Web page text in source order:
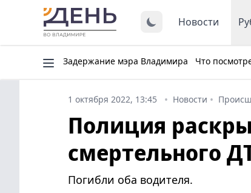
Новости
Задержание мэра Владимира Что
1 октября 2022, 13:45 Новости
Полиция
смертельного
Погибли оба водителя.